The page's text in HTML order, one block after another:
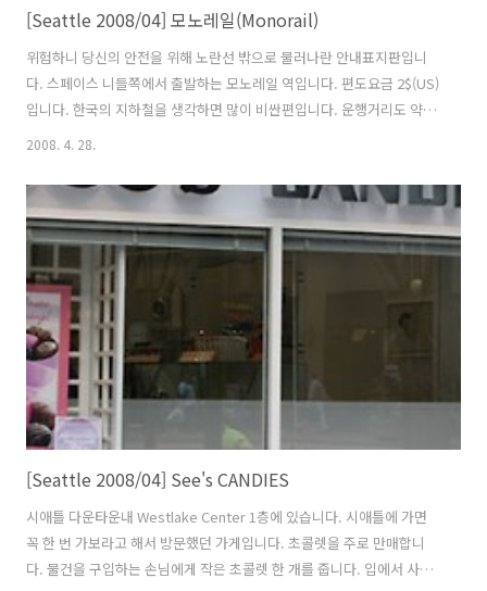
[Seattle 2008/04] 모노레일(Monorail)
위험하니 당신의 안전을 위해 노란선 밖으로 물러나란 안내표지판입니
다. 스페이스 니들쪽에서 출발하는 모노레일 역입니다. 편도요금 2$(US)
입니다. 한국의 지하철을 생각하면 많이 비싼편입니다. 운행거리도 약 5
분에서 10분사이 입니다. 스페이스 니들 근처는 시애틀 및 전세계에서
에 새둥지가 있네요. 시애틀의 한 뉴스 방송사에서 촬영이 있었습니다.
혹시 우리가 매스컴에....??? 1962년도 시애틀 세계 박람회때 모노레일
이 지어져 시설은 굉장히 낡았습니다. 그러나 안전에는 이상없는 것 같습
니다. 한 번은 내릴려는데 모노레일 문이 열리지 않아 수동으로 조작해서
내린적도 있습니다. 시애틀에 일주일동안 있으면서 많이 애용했습니다.
그러나 운임은..
2008. 4. 28.
[Seattle 2008/04] See's CANDIES
시애틀 다운타운내 Westlake Center 1층에 있습니다. 시애틀에 가면
꼭 한 번 가보라고 해서 방문했던 가게입니다. 초콜렛을 주로 만매합니
다. 물건을 구입하는 손님에게 작은 초콜렛 한 개를 줍니다. 입에서 사르